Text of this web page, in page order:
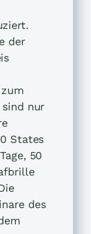
der
sind nur
States
50
des